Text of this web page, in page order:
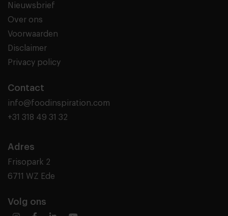
Nieuwsbrief
Over ons
Voorwaarden
Disclaimer
Privacy policy
Contact
info@foodinspiration.com
+31 318 49 31 32
Adres
Frisopark 2
6711 WZ Ede
Volg ons